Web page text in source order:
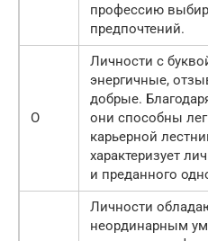
профессию
предпочтений.
О
Личности с
энергичные,
добрые.
они способны
карьерной
характеризует
и преданного
Личности
неординарным